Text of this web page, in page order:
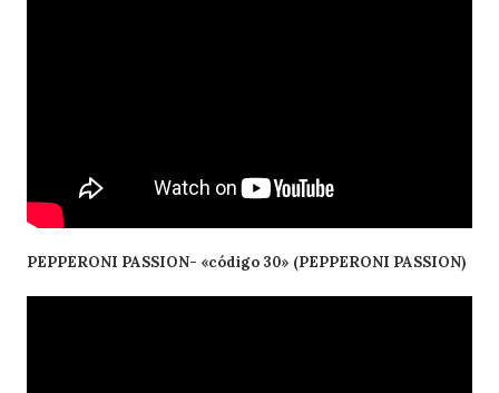
PEPPERONI PASSION- «código 30» (PEPPERONI PASSION)